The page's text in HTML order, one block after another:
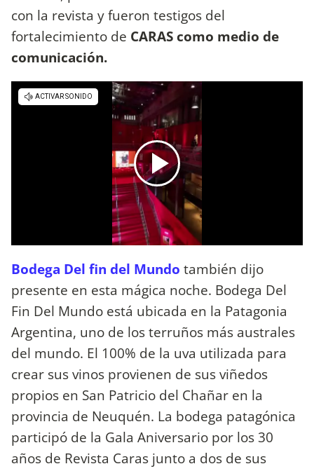
con la revista y fueron testigos del
fortalecimiento de CARAS como medio de
comunicación.
Bodega Del fin del Mundo también dijo
presente en esta mágica noche. Bodega Del
Fin Del Mundo está ubicada en la Patagonia
Argentina, uno de los terruños más australes
del mundo. El 100% de la uva utilizada para
crear sus vinos provienen de sus viñedos
propios en San Patricio del Chañar en la
provincia de Neuquén. La bodega patagónica
participó de la Gala Aniversario por los 30
años de Revista Caras junto a dos de sus